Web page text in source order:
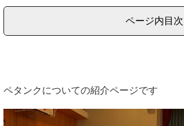
ページ内目次
ペタンクについての紹介ページです